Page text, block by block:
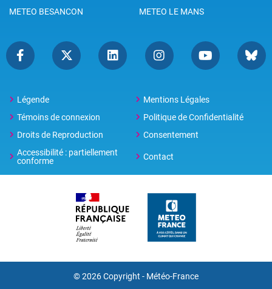
METEO BESANCON
METEO LE MANS
Légende
Mentions Légales
Témoins de connexion
Politique de Confidentialité
Droits de Reproduction
Consentement
Accessibilité : partiellement
conforme
Contact
© 2026 Copyright - Météo-France